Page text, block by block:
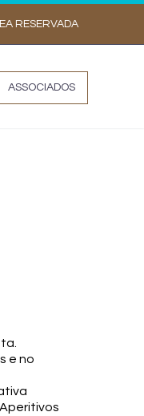
RESERVADA
ASSOCIADOS
e no